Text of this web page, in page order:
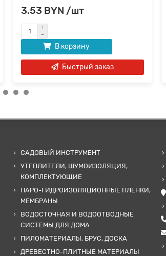
3.53 BYN /шт
В корзину
Быстрый заказ
САДОВЫЙ ИНСТРУМЕНТ
УТЕПЛИТЕЛИ, ШУМОИЗОЛЯЦИЯ,
КОМПЛЕКТУЮЩИЕ
ПАРО-ГИДРОИЗОЛЯЦИОННЫЕ ПЛЕНКИ,
МЕМБРАНЫ
ВОДОСТОЧНАЯ И ВОДООТВОДНЫЕ
СИСТЕМЫ ДЛЯ ДОМА
ПИЛОМАТЕРИАЛЫ, БРУС, ДОСКА
ДРЕВЕСТНО-ПЛИТНЫЕ МАТЕРИАЛЫ